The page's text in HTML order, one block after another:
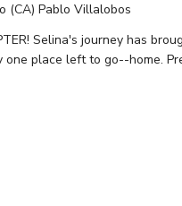
(CA) Pablo Villalobos
Selina's journey has
place left to go--home.